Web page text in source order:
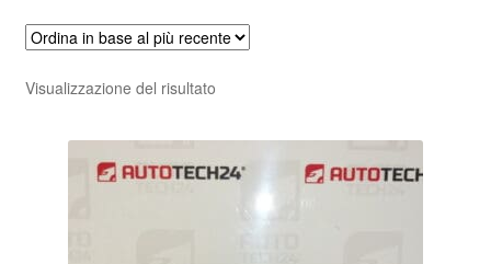
Visualizzazione del risultato